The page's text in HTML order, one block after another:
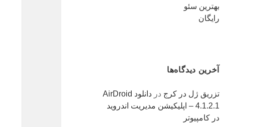
بهترین سئو
رایگان
آخرین دیدگاه‌ها
تزریق ژل در کرج در
دانلود AirDroid
4.1.2.1 – اپلیکیشن مدیریت اندروید
در کامپیوتر